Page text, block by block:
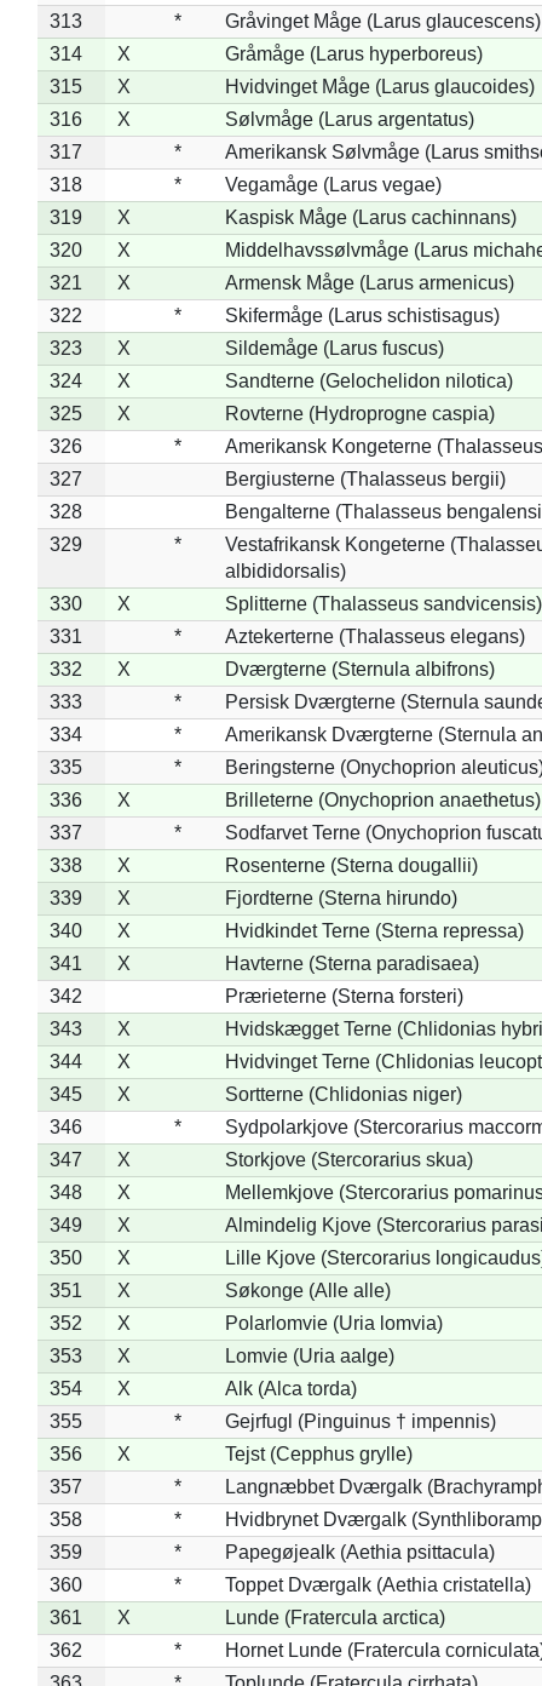
313
*
Gråvinget Måge (Larus glaucescens)
314
X
Gråmåge (Larus hyperboreus)
315
X
Hvidvinget Måge (Larus glaucoides)
316
X
Sølvmåge (Larus argentatus)
317
*
Amerikansk Sølvmåge (Larus
318
*
Vegamåge (Larus vegae)
319
X
Kaspisk Måge (Larus cachinnans)
320
X
Middelhavssølvmåge (Larus
321
X
Armensk Måge (Larus armenicus)
322
*
Skifermåge (Larus schistisagus)
323
X
Sildemåge (Larus fuscus)
324
X
Sandterne (Gelochelidon nilotica)
325
X
Rovterne (Hydroprogne caspia)
326
*
Amerikansk Kongeterne
327
Bergiusterne (Thalasseus bergii)
328
Bengalterne (Thalasseus
329
*
Vestafrikansk Kongeterne
albididorsalis)
330
X
Splitterne (Thalasseus sandvicensis)
331
*
Aztekerterne (Thalasseus elegans)
332
X
Dværgterne (Sternula albifrons)
333
*
Persisk Dværgterne (Sternula
334
*
Amerikansk Dværgterne (Sternula
335
*
Beringsterne (Onychoprion
336
X
Brilleterne (Onychoprion anaethetus)
337
*
Sodfarvet Terne (Onychoprion
338
X
Rosenterne (Sterna dougallii)
339
X
Fjordterne (Sterna hirundo)
340
X
Hvidkindet Terne (Sterna repressa)
341
X
Havterne (Sterna paradisaea)
342
Prærieterne (Sterna forsteri)
343
X
Hvidskægget Terne (Chlidonias
344
X
Hvidvinget Terne (Chlidonias
345
X
Sortterne (Chlidonias niger)
346
*
Sydpolarkjove (Stercorarius
347
X
Storkjove (Stercorarius skua)
348
X
Mellemkjove (Stercorarius
349
X
Almindelig Kjove (Stercorarius
350
X
Lille Kjove (Stercorarius
351
X
Søkonge (Alle alle)
352
X
Polarlomvie (Uria lomvia)
353
X
Lomvie (Uria aalge)
354
X
Alk (Alca torda)
355
*
Gejrfugl (Pinguinus † impennis)
356
X
Tejst (Cepphus grylle)
357
*
Langnæbbet Dværgalk
358
*
Hvidbrynet Dværgalk
359
*
Papegøjealk (Aethia psittacula)
360
*
Toppet Dværgalk (Aethia cristatella)
361
X
Lunde (Fratercula arctica)
362
*
Hornet Lunde (Fratercula